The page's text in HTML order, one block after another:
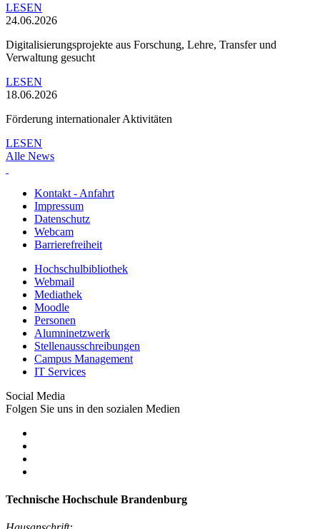
LESEN
24.06.2026
Digitalisierungsprojekte aus Forschung, Lehre, Transfer und
Verwaltung gesucht
LESEN
18.06.2026
Förderung internationaler Aktivitäten
LESEN
Alle News
Kontakt - Anfahrt
Impressum
Datenschutz
Webcam
Barrierefreiheit
Hochschulbibliothek
Webmail
Mediathek
Moodle
Personen
Alumninetzwerk
Stellenausschreibungen
Campus Management
IT Services
Social Media
Folgen Sie uns in den sozialen Medien
Technische Hochschule Brandenburg